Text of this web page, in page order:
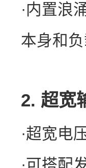
·内置浪
本身和
2. 超宽
·超宽电